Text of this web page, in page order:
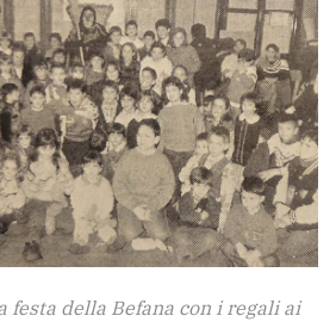
festa della Befana con i regali ai